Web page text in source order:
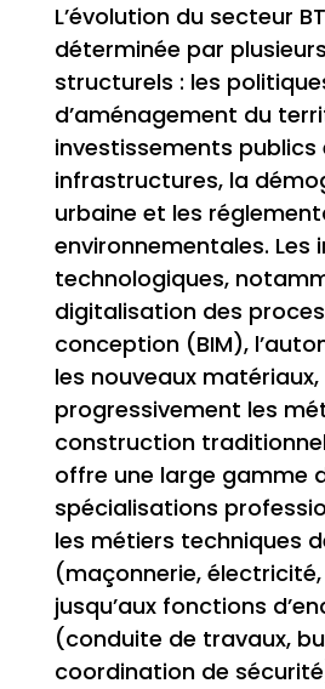
L’évolution du secteur
déterminée par
structurels : les
d’aménagement du
investissements publics
infrastructures, la
urbaine et les
environnementales. Les
technologiques,
digitalisation des
conception (BIM),
les nouveaux
progressivement les
construction
offre une large gamme
spécialisations
les métiers techniques
(maçonnerie,
jusqu’aux fonctions
(conduite de travaux,
coordination de